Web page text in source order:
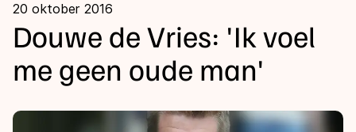
Kalender
Disciplines
Uitslagen
20 oktober 2016
Douwe de Vries: 'Ik voel
me geen oude man'